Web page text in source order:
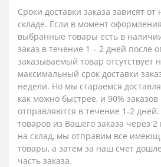
Сроки доставки заказа зависят
складе. Если в момент
выбранные товары есть в
заказ в течение 1 – 2 дней после
заказываемый товар отсутствует
максимальный срок доставки
недели. Но мы стараемся
как можно быстрее, и 90% заказов
отправляются в течение 1-2 дней.
товаров из Вашего заказа через
на склад, мы отправим все
товары, а затем за наш счет
часть заказа.